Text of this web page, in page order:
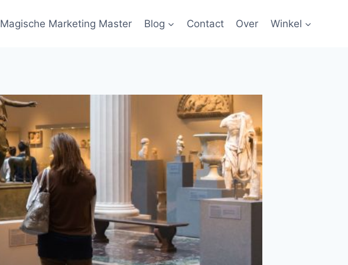
Magische Marketing Master Blog Contact Over Winkel